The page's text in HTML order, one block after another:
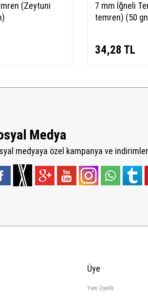
(Zeytuni
7 mm İğneli
temren) (50
34,28 TL
Medya
medyaya özel kampanya ve
Üye
Yeni Üyelik